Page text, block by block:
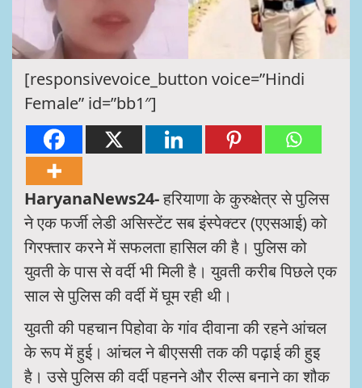
[responsivevoice_button voice=”Hindi
Female” id=”bb1″]
HaryanaNews24-हरियाणा के कुरुक्षेत्र से पुलिस
ने एक फर्जी लेडी असिस्टेंट सब इंस्पेक्टर (एएसआई) को
गिरफ्तार करने में सफलता हासिल की है। पुलिस को
युवती के पास से वर्दी भी मिली है। युवती करीब पिछले एक
साल से पुलिस की वर्दी में घूम रही थी।
युवती की पहचान पिहोवा के गांव दीवाना की रहने आंचल
के रूप में हुई। आंचल ने बीएससी तक की पढ़ाई की हुइ
है। उसे पुलिस की वर्दी पहनने और रील्स बनाने का शौक